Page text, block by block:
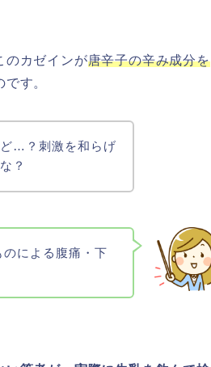
のカゼインが唐辛子の辛み成分を
す。
…？刺激を和らげ
？
による腹痛・下